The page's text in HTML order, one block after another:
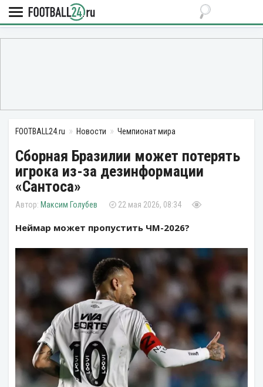
FOOTBALL24.ru Новости Чемпионат мира
Сборная Бразилии может потерять
игрока из-за дезинформации
«Сантоса»
Максим Голубев 22 мая 2026, 08:34
Неймар может пропустить ЧМ-2026?